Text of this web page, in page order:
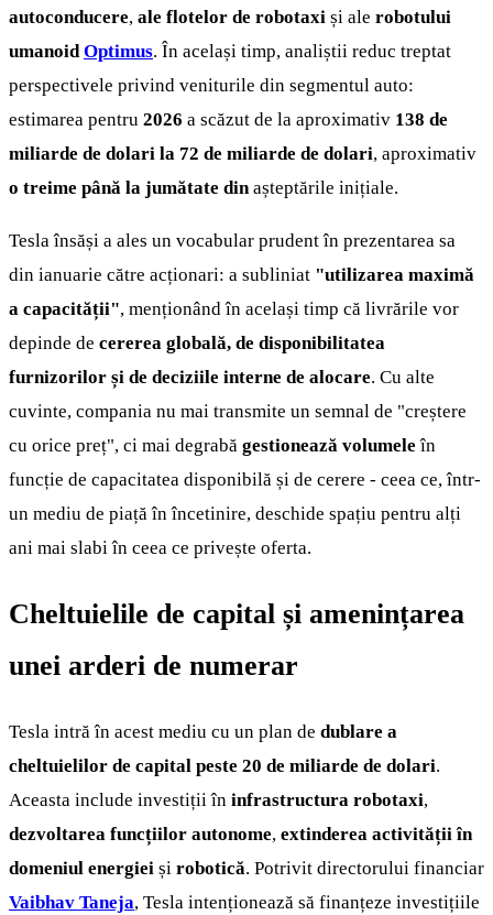
autoconducere, ale flotelor de robotaxi și ale robotului
umanoid Optimus. În același timp, analiștii reduc treptat
perspectivele privind veniturile din segmentul auto:
estimarea pentru 2026 a scăzut de la aproximativ 138 de
miliarde de dolari la 72 de miliarde de dolari, aproximativ
o treime până la jumătate din așteptările inițiale.
Tesla însăși a ales un vocabular prudent în prezentarea sa
din ianuarie către acționari: a subliniat "utilizarea maximă
a capacității", menționând în același timp că livrările vor
depinde de cererea globală, de disponibilitatea
furnizorilor și de deciziile interne de alocare. Cu alte
cuvinte, compania nu mai transmite un semnal de "creștere
cu orice preț", ci mai degrabă gestionează volumele în
funcție de capacitatea disponibilă și de cerere - ceea ce, într-
un mediu de piață în încetinire, deschide spațiu pentru alți
ani mai slabi în ceea ce privește oferta.
Cheltuielile de capital și amenințarea
unei arderi de numerar
Tesla intră în acest mediu cu un plan de dublare a
cheltuielilor de capital peste 20 de miliarde de dolari.
Aceasta include investiții în infrastructura robotaxi,
dezvoltarea funcțiilor autonome, extinderea activității în
domeniul energiei și robotică. Potrivit directorului financiar
Vaibhav Taneja, Tesla intenționează să finanțeze investițiile